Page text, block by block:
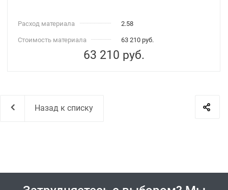
Расход материала 2.58
Стоимость материала 63 210 руб.
63 210 руб.
Назад к списку